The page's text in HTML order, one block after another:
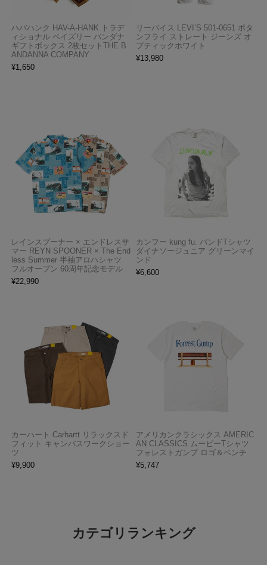
ハバハンク HAV-A-HANK トラデ
ィショナル ペイズリー バンダナ
ギフトボックス 2枚セットTHE B
ANDANNA COMPANY
¥1,650
リーバイス LEVI’S 501-0651 ボタ
ンフライ ストレート ジーンズ オ
プティックホワイト
¥13,980
レインスプーナー × エンドレスサ
マー REYN SPOONER × The End
less Summer 半袖アロハシャツ
フルオープン 60周年記念モデル
¥22,990
カンフー kung fu. バンドTシャツ
ダイナソージュニア グリーンマイ
ンド
¥6,600
カーハート Carhartt リラックスド
フィット キャンバスワークショー
ツ
¥9,900
アメリカンクラシックス AMERIC
AN CLASSICS ムービーTシャツ
フォレストガンプ ロゴ＆ベンチ
¥5,747
カテゴリランキング